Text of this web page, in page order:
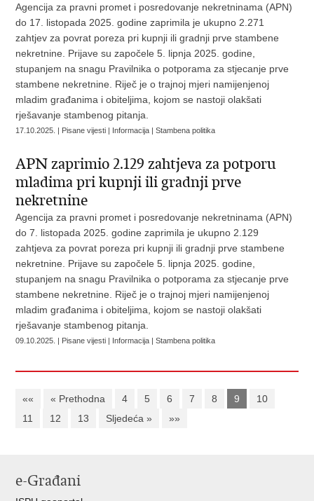
Agencija za pravni promet i posredovanje nekretninama (APN)
do 17. listopada 2025. godine zaprimila je ukupno 2.271
zahtjev za povrat poreza pri kupnji ili gradnji prve stambene
nekretnine. Prijave su započele 5. lipnja 2025. godine,
stupanjem na snagu Pravilnika o potporama za stjecanje prve
stambene nekretnine. Riječ je o trajnoj mjeri namijenjenoj
mladim građanima i obiteljima, kojom se nastoji olakšati
rješavanje stambenog pitanja.
17.10.2025. | Pisane vijesti | Informacija | Stambena politika
APN zaprimio 2.129 zahtjeva za potporu
mladima pri kupnji ili gradnji prve
nekretnine
Agencija za pravni promet i posredovanje nekretninama (APN)
do 7. listopada 2025. godine zaprimila je ukupno 2.129
zahtjeva za povrat poreza pri kupnji ili gradnji prve stambene
nekretnine. Prijave su započele 5. lipnja 2025. godine,
stupanjem na snagu Pravilnika o potporama za stjecanje prve
stambene nekretnine. Riječ je o trajnoj mjeri namijenjenoj
mladim građanima i obiteljima, kojom se nastoji olakšati
rješavanje stambenog pitanja.
09.10.2025. | Pisane vijesti | Informacija | Stambena politika
«« « Prethodna 4 5 6 7 8 9
10
11
12 13 Sljedeća » »»
e-Građani